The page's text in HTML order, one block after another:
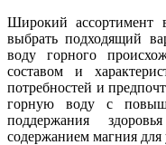
Широкий ассортимент
выбрать подходящий
воду горного
составом и
потребностей и
горную воду с
поддержания
содержанием магния